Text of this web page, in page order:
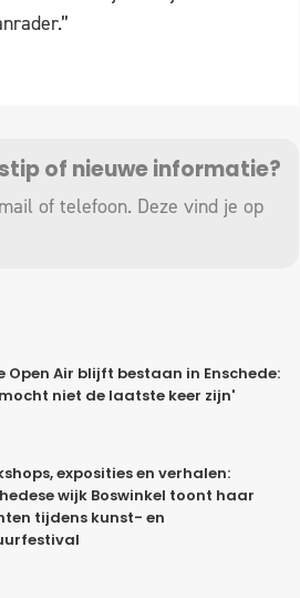
of nieuwe informatie?
of telefoon. Deze vind je op
Open Air blijft bestaan in Enschede:
niet de laatste keer zijn'
exposities en verhalen:
wijk Boswinkel toont haar
tijdens kunst- en